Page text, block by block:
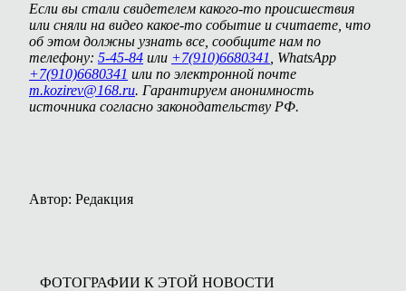
Если вы стали свидетелем какого-то происшествия
или сняли на видео какое-то событие и считаете, что
об этом должны узнать все, сообщите нам по
телефону: 5-45-84 или +7(910)6680341
, WhatsApp
+7(910)6680341 или по электронной почте
m.kozirev@168.ru. Гарантируем анонимность
источника согласно законодательству РФ.
Автор: Редакция
ФОТОГРАФИИ К ЭТОЙ НОВОСТИ